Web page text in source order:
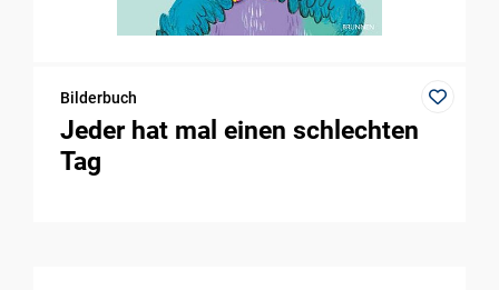
Bilderbuch
Jeder hat mal einen schlechten
Tag